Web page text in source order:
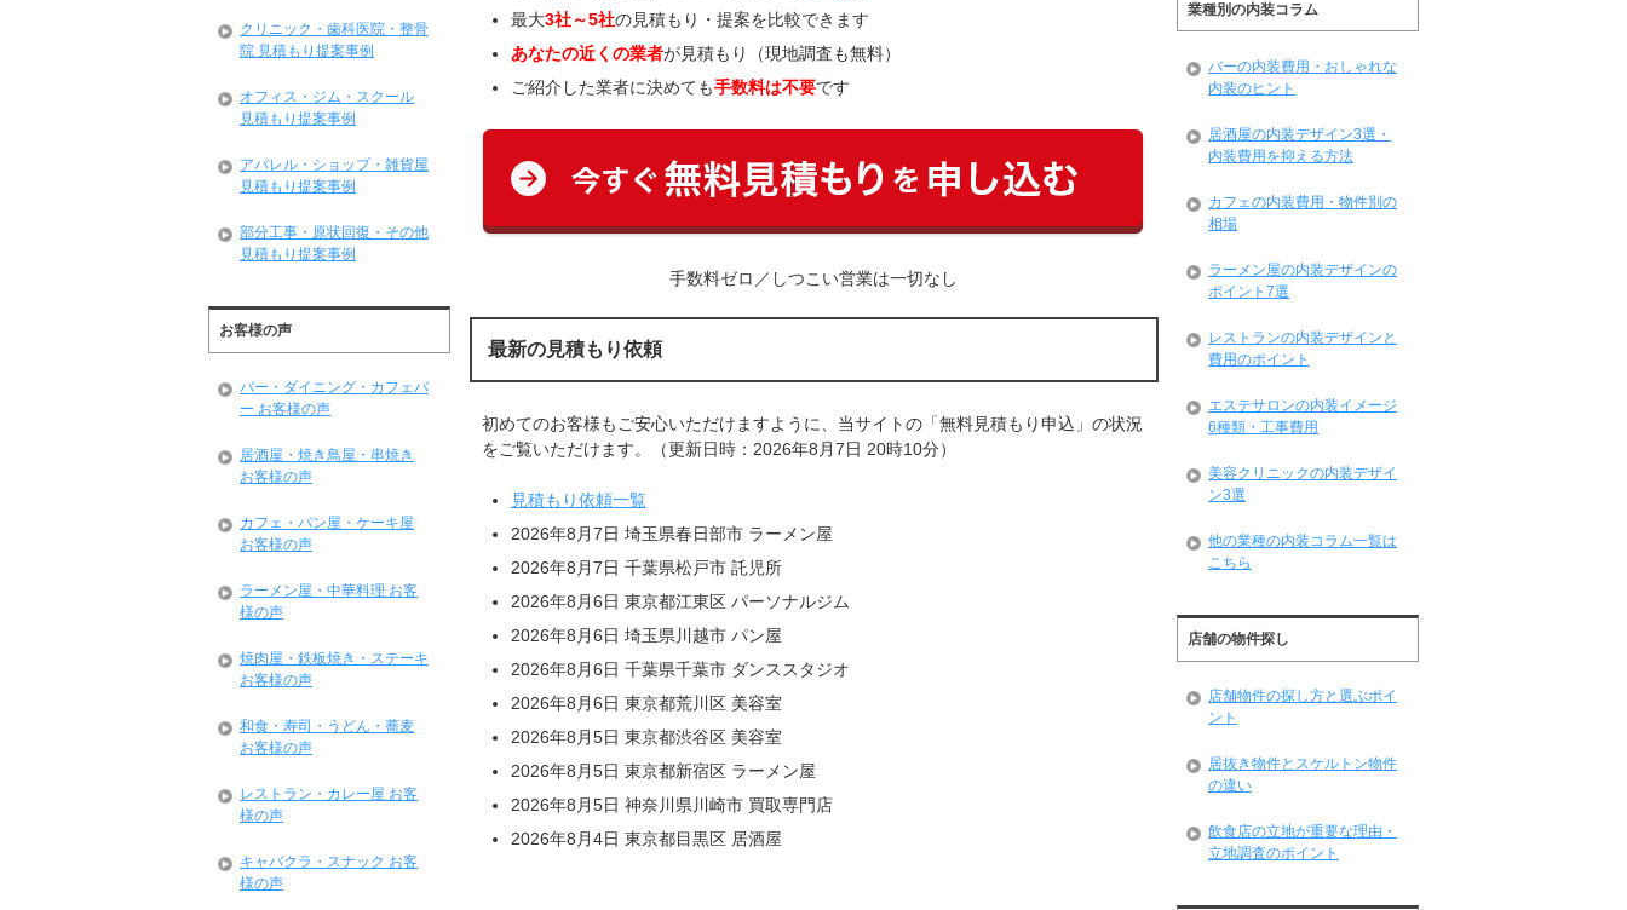
最大3社～5社の見積もり・提案を比較できます
あなたの近くの業者が見積もり（現地調査も無料）
ご紹介した業者に決めても手数料は不要です
手数料ゼロ／しつこい営業は一切なし
最新の見積もり依頼
初めてのお客様もご安心いただけますように、当サイトの「無料見積もり申込」の状況
をご覧いただけます。（更新日時：2026年8月7日 20時10分）
見積もり依頼一覧
2026年8月7日 埼玉県春日部市 ラーメン屋
2026年8月7日 千葉県松戸市 託児所
2026年8月6日 東京都江東区 パーソナルジム
2026年8月6日 埼玉県川越市 パン屋
2026年8月6日 千葉県千葉市 ダンススタジオ
2026年8月6日 東京都荒川区 美容室
2026年8月5日 東京都渋谷区 美容室
2026年8月5日 東京都新宿区 ラーメン屋
2026年8月5日 神奈川県川崎市 買取専門店
2026年8月4日 東京都目黒区 居酒屋
クリニック・歯科医院・整骨
院 見積もり提案事例
オフィス・ジム・スクール
見積もり提案事例
アパレル・ショップ・雑貨屋
見積もり提案事例
部分工事・原状回復・その他
見積もり提案事例
お客様の声
バー・ダイニング・カフェバ
ー お客様の声
居酒屋・焼き鳥屋・串焼き
お客様の声
カフェ・パン屋・ケーキ屋
お客様の声
ラーメン屋・中華料理 お客
様の声
焼肉屋・鉄板焼き・ステーキ
お客様の声
和食・寿司・うどん・蕎麦
お客様の声
レストラン・カレー屋 お客
様の声
キャバクラ・スナック お客
様の声
業種別の内装コラム
バーの内装費用・おしゃれな
内装のヒント
居酒屋の内装デザイン3選・
内装費用を抑える方法
カフェの内装費用・物件別の
相場
ラーメン屋の内装デザインの
ポイント7選
レストランの内装デザインと
費用のポイント
エステサロンの内装イメージ
6種類・工事費用
美容クリニックの内装デザイ
ン3選
他の業種の内装コラム一覧は
こちら
店舗の物件探し
店舗物件の探し方と選ぶポイ
ント
居抜き物件とスケルトン物件
の違い
飲食店の立地が重要な理由・
立地調査のポイント